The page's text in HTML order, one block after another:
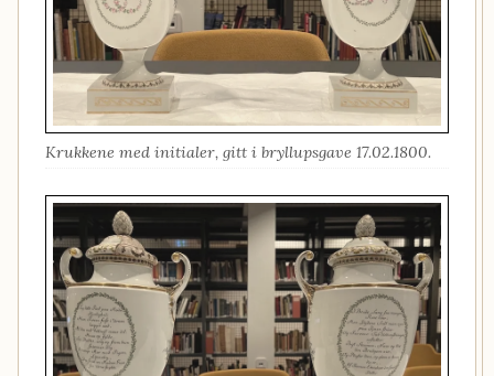
Krukkene med initialer, gitt i bryllupsgave 17.02.1800.